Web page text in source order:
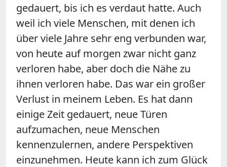
gedauert, bis ich es verdaut hatte. Auch
weil ich viele Menschen, mit denen ich
über viele Jahre sehr eng verbunden war,
von heute auf morgen zwar nicht ganz
verloren habe, aber doch die Nähe zu
ihnen verloren habe. Das war ein großer
Verlust in meinem Leben. Es hat dann
einige Zeit gedauert, neue Türen
aufzumachen, neue Menschen
kennenzulernen, andere Perspektiven
einzunehmen. Heute kann ich zum Glück